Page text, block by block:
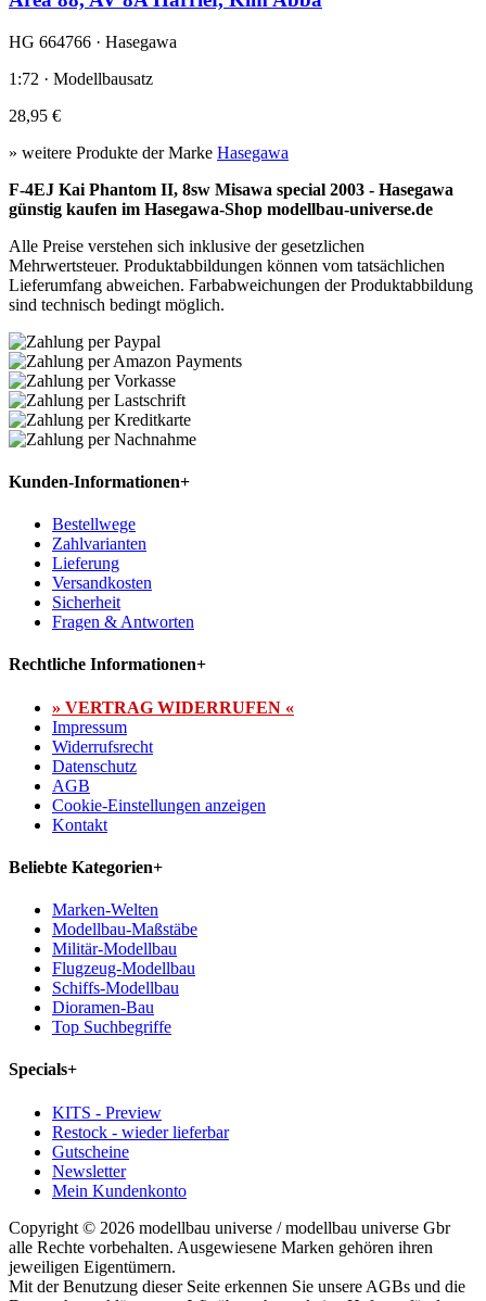
HG 664766 · Hasegawa
1:72 · Modellbausatz
28,95 €
» weitere Produkte der Marke Hasegawa
F-4EJ Kai Phantom II, 8sw Misawa special 2003 - Hasegawa
günstig kaufen im Hasegawa-Shop modellbau-universe.de
Alle Preise verstehen sich inklusive der gesetzlichen
Mehrwertsteuer. Produktabbildungen können vom tatsächlichen
Lieferumfang abweichen. Farbabweichungen der Produktabbildung
sind technisch bedingt möglich.
Kunden-Informationen+
Bestellwege
Zahlvarianten
Lieferung
Versandkosten
Sicherheit
Fragen & Antworten
Rechtliche Informationen+
» VERTRAG WIDERRUFEN «
Impressum
Widerrufsrecht
Datenschutz
AGB
Cookie-Einstellungen anzeigen
Kontakt
Beliebte Kategorien+
Marken-Welten
Modellbau-Maßstäbe
Militär-Modellbau
Flugzeug-Modellbau
Schiffs-Modellbau
Dioramen-Bau
Top Suchbegriffe
Specials+
KITS - Preview
Restock - wieder lieferbar
Gutscheine
Newsletter
Mein Kundenkonto
Copyright © 2026 modellbau universe / modellbau universe Gbr
alle Rechte vorbehalten. Ausgewiesene Marken gehören ihren
jeweiligen Eigentümern.
Mit der Benutzung dieser Seite erkennen Sie unsere AGBs und die